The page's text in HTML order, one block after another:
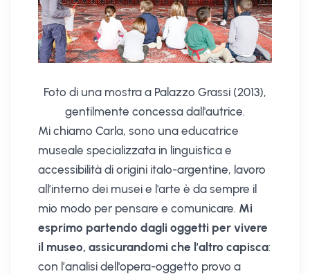
Foto di una mostra a Palazzo Grassi (2013),
gentilmente concessa dall'autrice.
Mi chiamo Carla, sono una educatrice
museale specializzata in linguistica e
accessibilità di origini italo-argentine, lavoro
all’interno dei musei e l'arte è da sempre il
mio modo per pensare e comunicare. Mi
esprimo partendo dagli oggetti per vivere
il museo, assicurandomi che l'altro capisca:
con l’analisi dell'opera-oggetto provo a